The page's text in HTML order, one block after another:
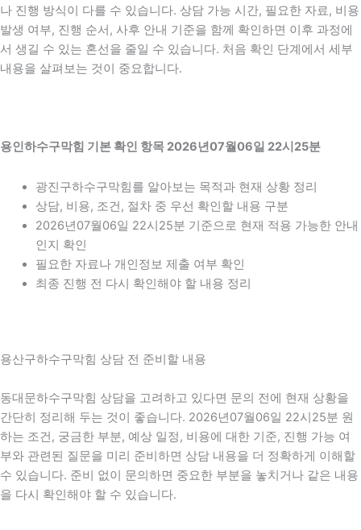
나 진행 방식이 다를 수 있습니다. 상담 가능 시간, 필요한 자료, 비용
발생 여부, 진행 순서, 사후 안내 기준을 함께 확인하면 이후 과정에
서 생길 수 있는 혼선을 줄일 수 있습니다. 처음 확인 단계에서 세부
내용을 살펴보는 것이 중요합니다.
용인하수구막힘 기본 확인 항목 2026년07월06일 22시25분
광진구하수구막힘를 알아보는 목적과 현재 상황 정리
상담, 비용, 조건, 절차 중 우선 확인할 내용 구분
2026년07월06일 22시25분 기준으로 현재 적용 가능한 안내
인지 확인
필요한 자료나 개인정보 제출 여부 확인
최종 진행 전 다시 확인해야 할 내용 정리
용산구하수구막힘 상담 전 준비할 내용
동대문하수구막힘 상담을 고려하고 있다면 문의 전에 현재 상황을
간단히 정리해 두는 것이 좋습니다. 2026년07월06일 22시25분 원
하는 조건, 궁금한 부분, 예상 일정, 비용에 대한 기준, 진행 가능 여
부와 관련된 질문을 미리 준비하면 상담 내용을 더 정확하게 이해할
수 있습니다. 준비 없이 문의하면 중요한 부분을 놓치거나 같은 내용
을 다시 확인해야 할 수 있습니다.